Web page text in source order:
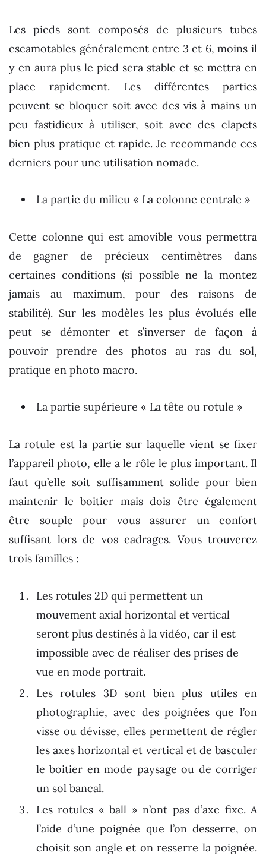
Les pieds sont composés de plusieurs tubes
escamotables généralement entre 3 et 6, moins il
y en aura plus le pied sera stable et se mettra en
place rapidement. Les différentes parties
peuvent se bloquer soit avec des vis à mains un
peu fastidieux à utiliser, soit avec des clapets
bien plus pratique et rapide. Je recommande ces
derniers pour une utilisation nomade.
La partie du milieu « La colonne centrale »
Cette colonne qui est amovible vous permettra
de gagner de précieux centimètres dans
certaines conditions (si possible ne la montez
jamais au maximum, pour des raisons de
stabilité). Sur les modèles les plus évolués elle
peut se démonter et s’inverser de façon à
pouvoir prendre des photos au ras du sol,
pratique en photo macro.
La partie supérieure « La tête ou rotule »
La rotule est la partie sur laquelle vient se fixer
l’appareil photo, elle a le rôle le plus important. Il
faut qu’elle soit suffisamment solide pour bien
maintenir le boitier mais dois être également
être souple pour vous assurer un confort
suffisant lors de vos cadrages. Vous trouverez
trois familles :
Les rotules 2D qui permettent un
mouvement axial horizontal et vertical
seront plus destinés à la vidéo, car il est
impossible avec de réaliser des prises de
vue en mode portrait.
Les rotules 3D sont bien plus utiles en
photographie, avec des poignées que l’on
visse ou dévisse, elles permettent de régler
les axes horizontal et vertical et de basculer
le boitier en mode paysage ou de corriger
un sol bancal.
Les rotules « ball » n’ont pas d’axe fixe. A
l’aide d’une poignée que l’on desserre, on
choisit son angle et on resserre la poignée.